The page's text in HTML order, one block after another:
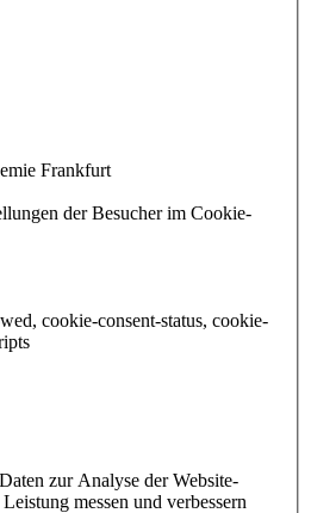
Frankfurt
der Besucher im Cookie-
cookie-consent-status, cookie-
zur Analyse der Website-
messen und verbessern